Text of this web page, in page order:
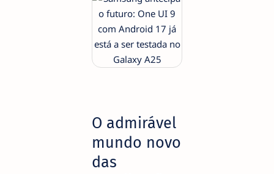
O admirável
mundo novo
das